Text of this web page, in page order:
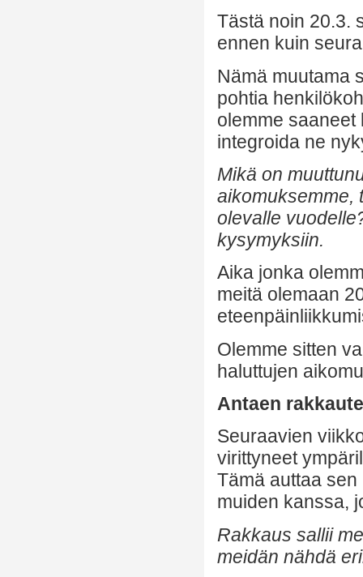
Tästä noin 20.3.
ennen kuin
Nämä muutama
pohtia
olemme
integroida ne
Mikä on
aikomuksemme,
olevalle
kysymyksiin.
Aika jonka
meitä olemaan
Olemme sitten
haluttujen
Antaen
Seuraavien
virittyneet
Tämä auttaa
muiden kanssa,
Rakkaus sallii
meidän nähdä